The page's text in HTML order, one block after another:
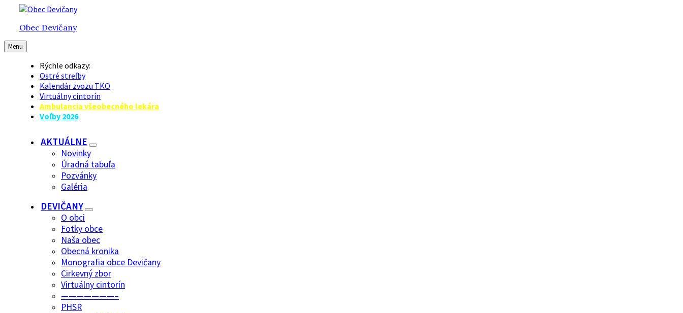
Preskočiť
obsah
Preskočiť
hlavnú
navigáciu
Preskočiť
pätičkuObec Devičany
Menu
Rýchle odkazy:
Ostré streľby
Kalendár zvozu TKO
Virtuálny cintorín
Ambulancia všeobecného lekára
Voľby 2026
AKTUÁLNE
Novinky
Úradná tabuľa
Pozvánky
Galéria
DEVIČANY
O obci
Fotky obce
Naša obec
Obecná kronika
Monografia obce Devičany
Cirkevný zbor
Virtuálny cintorín
———————–
PHSR